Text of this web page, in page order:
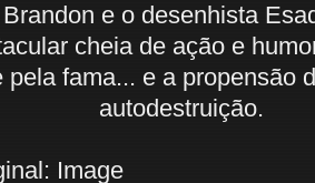
e o desenhista
cheia de ação e
pela fama... e a propensão
autodestruição.
Image